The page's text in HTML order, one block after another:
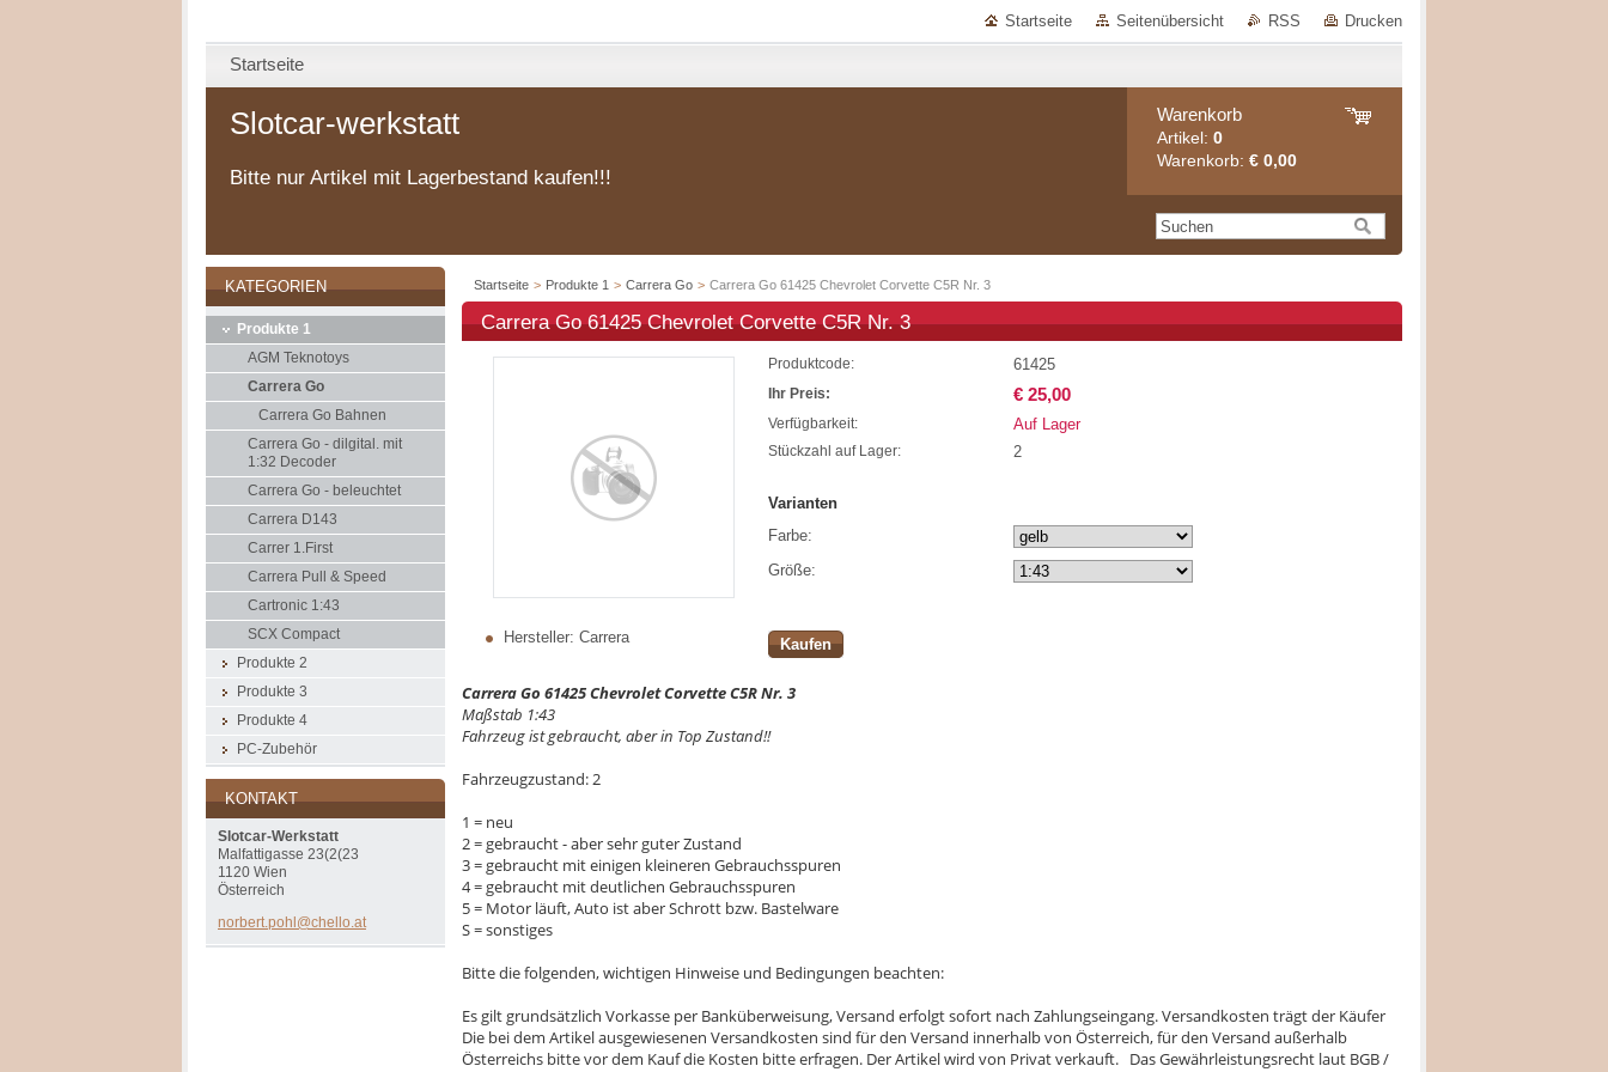
Startseite Seitenübersicht RSS Drucken
Startseite
Slotcar-werkstatt
Bitte nur Artikel mit Lagerbestand kaufen!!!
Warenkorb
Artikel: 0
Warenkorb: € 0,00
Startseite > Produkte 1 > Carrera Go > Carrera Go 61425 Chevrolet Corvette C5R Nr. 3
Carrera Go 61425 Chevrolet Corvette C5R Nr. 3
Hersteller: Carrera
Produktcode: 61425
Ihr Preis: € 25,00
Verfügbarkeit: Auf Lager
Stückzahl auf Lager: 2
Varianten
Farbe:
Größe:
Kaufen
Carrera Go 61425 Chevrolet Corvette C5R Nr. 3
Maßstab 1:43
Fahrzeug ist gebraucht, aber in Top Zustand!!
Fahrzeugzustand: 2
1 = neu
2 = gebraucht - aber sehr guter Zustand
3 = gebraucht mit einigen kleineren Gebrauchsspuren
4 = gebraucht mit deutlichen Gebrauchsspuren
5 = Motor läuft, Auto ist aber Schrott bzw. Bastelware
S = sonstiges
Bitte die folgenden, wichtigen Hinweise und Bedingungen beachten:
Es gilt grundsätzlich Vorkasse per Banküberweisung, Versand erfolgt sofort nach Zahlungseingang. Versandkosten trägt der Käufer
Die bei dem Artikel ausgewiesenen Versandkosten sind für den Versand innerhalb von Österreich, für den Versand außerhalb
Österreichs bitte vor dem Kauf die Kosten bitte erfragen. Der Artikel wird von Privat verkauft. Das Gewährleistungsrecht laut BGB /
KATEGORIEN
Produkte 1
AGM Teknotoys
Carrera Go
Carrera Go Bahnen
Carrera Go - dilgital. mit
1:32 Decoder
Carrera Go - beleuchtet
Carrera D143
Carrer 1.First
Carrera Pull & Speed
Cartronic 1:43
SCX Compact
Produkte 2
Produkte 3
Produkte 4
PC-Zubehör
KONTAKT
Slotcar-Werkstatt
Malfattigasse 23(2(23
1120 Wien
Österreich
norbert. pohl@che llo.at